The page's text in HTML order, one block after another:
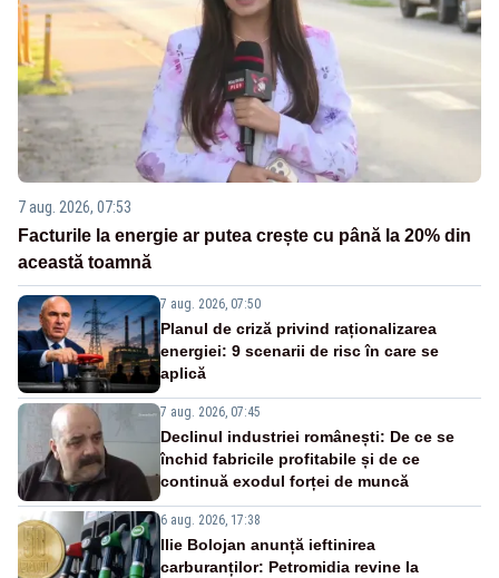
7 aug. 2026, 07:53
Facturile la energie ar putea crește cu până la 20% din
această toamnă
7 aug. 2026, 07:50
Planul de criză privind raționalizarea
energiei: 9 scenarii de risc în care se
aplică
7 aug. 2026, 07:45
Declinul industriei românești: De ce se
închid fabricile profitabile și de ce
continuă exodul forței de muncă
6 aug. 2026, 17:38
Ilie Bolojan anunță ieftinirea
carburanților: Petromidia revine la